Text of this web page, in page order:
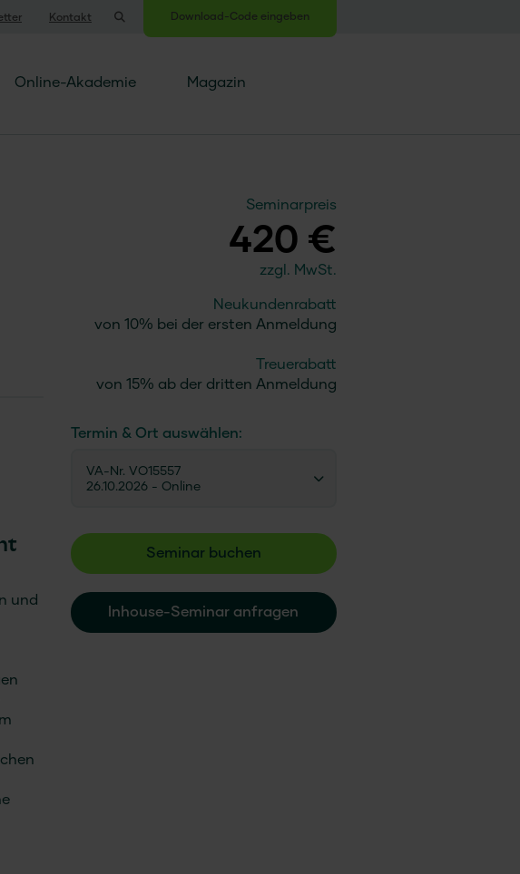
Kontakt Download-Code eingeben
Online-Akademie Magazin
und
Seminarpreis
420 €
zzgl. MwSt.
Neukundenrabatt
von 10% bei der ersten Anmeldung
Treuerabatt
von 15% ab der dritten Anmeldung
Termin & Ort auswählen:
VA-Nr. VO15557
26.10.2026- Online
Seminar buchen
Inhouse-Seminar anfragen